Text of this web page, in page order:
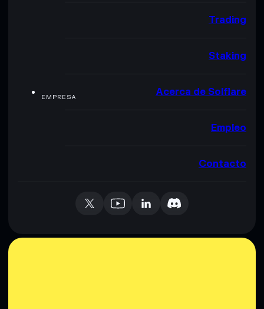
Trading
Staking
EMPRESA Acerca de Solflare
Empleo
Contacto